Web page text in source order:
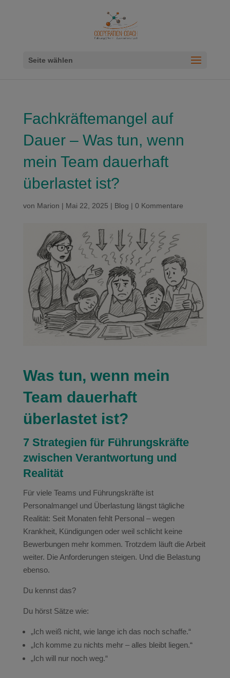
Seite wählen
Fachkräftemangel auf
Dauer – Was tun, wenn
mein Team dauerhaft
überlastet ist?
von Marion | Mai 22, 2025 | Blog | 0 Kommentare
Was tun, wenn mein
Team dauerhaft
überlastet ist?
7 Strategien für Führungskräfte
zwischen Verantwortung und
Realität
Für viele Teams und Führungskräfte ist
Personalmangel und Überlastung längst tägliche
Realität: Seit Monaten fehlt Personal – wegen
Krankheit, Kündigungen oder weil schlicht keine
Bewerbungen mehr kommen. Trotzdem läuft die Arbeit
weiter. Die Anforderungen steigen. Und die Belastung
ebenso.
Du kennst das?
Du hörst Sätze wie:
„Ich weiß nicht, wie lange ich das noch schaffe.“
„Ich komme zu nichts mehr – alles bleibt liegen.“
„Ich will nur noch weg.“